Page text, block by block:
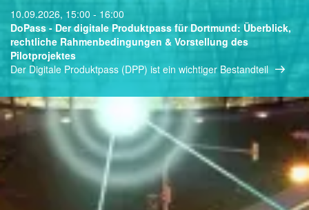
10.09.2026, 15:00 - 16:00
DoPass - Der digitale Produktpass für Dortmund: Überblick,
rechtliche Rahmenbedingungen & Vorstellung des
Pilotprojektes
Der Digitale Produktpass (DPP) ist ein wichtiger Bestandteil